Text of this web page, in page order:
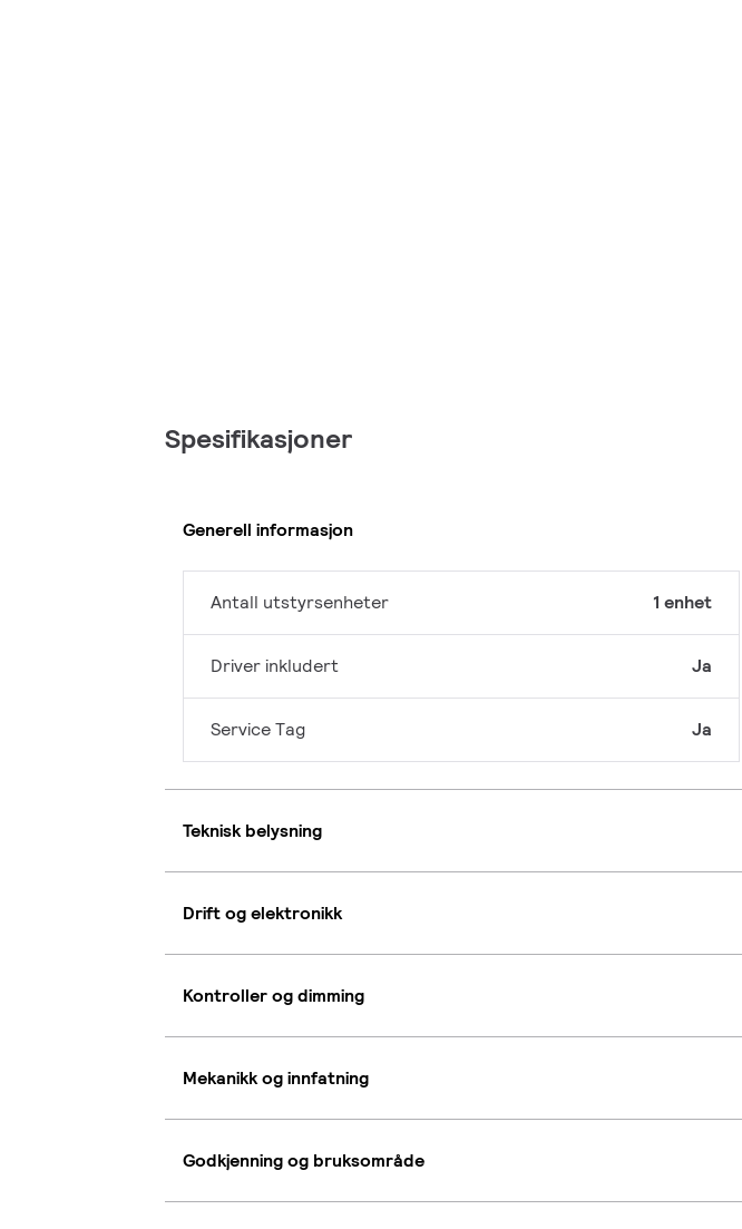
Spesifikasjoner
Generell informasjon
Antall utstyrsenheter 1 enhet
Driver inkludert Ja
Service Tag Ja
Teknisk belysning
Drift og elektronikk
Kontroller og dimming
Mekanikk og innfatning
Godkjenning og bruksområde